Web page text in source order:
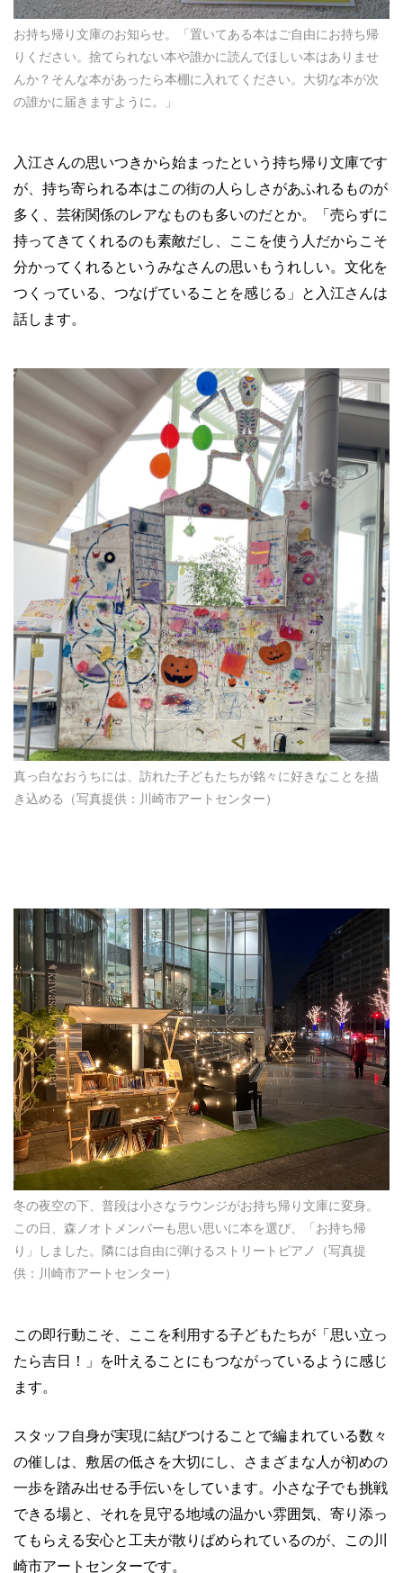
お持ち帰り文庫のお知らせ。「置いてある本はご自由にお持ち帰
りください。捨てられない本や誰かに読んでほしい本はありませ
んか？そんな本があったら本棚に入れてください。大切な本が次
の誰かに届きますように。」
入江さんの思いつきから始まったという持ち帰り文庫です
が、持ち寄られる本はこの街の人らしさがあふれるものが
多く、芸術関係のレアなものも多いのだとか。「売らずに
持ってきてくれるのも素敵だし、ここを使う人だからこそ
分かってくれるというみなさんの思いもうれしい。文化を
つくっている、つなげていることを感じる」と入江さんは
話します。
真っ白なおうちには、訪れた子どもたちが銘々に好きなことを描
き込める（写真提供：川崎市アートセンター）
冬の夜空の下、普段は小さなラウンジがお持ち帰り文庫に変身。
この日、森ノオトメンバーも思い思いに本を選び、「お持ち帰
り」しました。隣には自由に弾けるストリートピアノ（写真提
供：川崎市アートセンター）
この即行動こそ、ここを利用する子どもたちが「思い立っ
たら吉日！」を叶えることにもつながっているように感じ
ます。
スタッフ自身が実現に結びつけることで編まれている数々
の催しは、敷居の低さを大切にし、さまざまな人が初めの
一歩を踏み出せる手伝いをしています。小さな子でも挑戦
できる場と、それを見守る地域の温かい雰囲気、寄り添っ
てもらえる安心と工夫が散りばめられているのが、この川
崎市アートセンターです。